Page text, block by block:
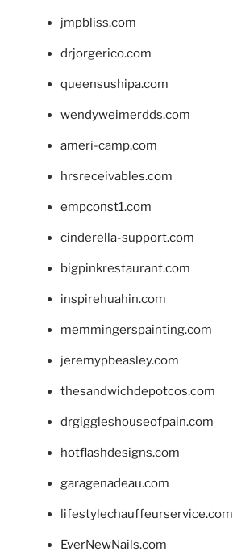
jmpbliss.com
drjorgerico.com
queensushipa.com
wendyweimerdds.com
ameri-camp.com
hrsreceivables.com
empconst1.com
cinderella-support.com
bigpinkrestaurant.com
inspirehuahin.com
memmingerspainting.com
jeremypbeasley.com
thesandwichdepotcos.com
drgiggleshouseofpain.com
hotflashdesigns.com
garagenadeau.com
lifestylechauffeurservice.com
EverNewNails.com